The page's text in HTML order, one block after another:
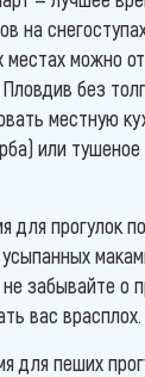
на
местах можно
без
местную
или
для прогулок
забывайте о
вас врасплох.
для пеших